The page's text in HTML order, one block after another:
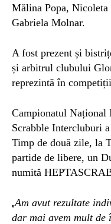
Mălina Popa,
Gabriela Molnar.
A fost prezent și
și arbitrul clubului
reprezintă în
Campionatul Național
Scrabble Intercluburi
Timp de două zile, la
partide de libere, un
numită
„Am avut rezultate
dar mai avem mult